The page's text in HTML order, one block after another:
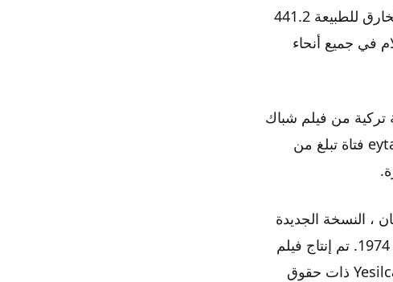
الكتلة فقط حتى يتمكنوا من تجربة الرعب مرة أخرى. حقق فيلم الرعب الخارق للطبيعة 441.2
في جميع أنحاء
تركية من فيلم شباك
التذاكر لعام 1973. تدور أحداث الفيلم في المجتمع التركي الراقي. ويتبع eytan فتاة تبلغ من
، النسخة الجديدة
للمشهد للمخرج التركي ميتين إركسان من عمل ويليام فريدكين الرائع عام 1974. تم إنتاج فيلم
Seytan في نفس العام الذي ظهر فيه سلفه الأمريكي ، وهو نتاج حقبة Yesilcam ذات حقوق